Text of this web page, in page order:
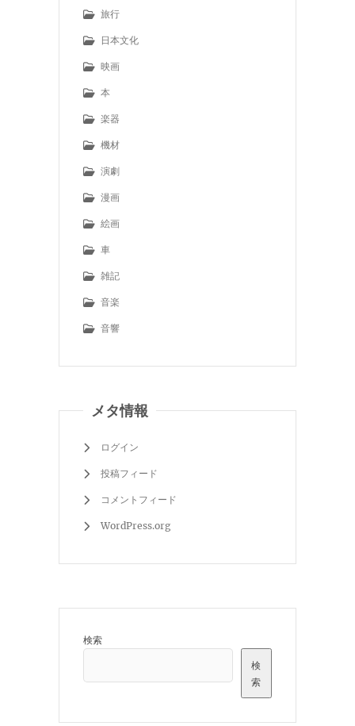
旅行
日本文化
映画
本
楽器
機材
演劇
漫画
絵画
車
雑記
音楽
音響
メタ情報
ログイン
投稿フィード
コメントフィード
WordPress.org
検索
検
索